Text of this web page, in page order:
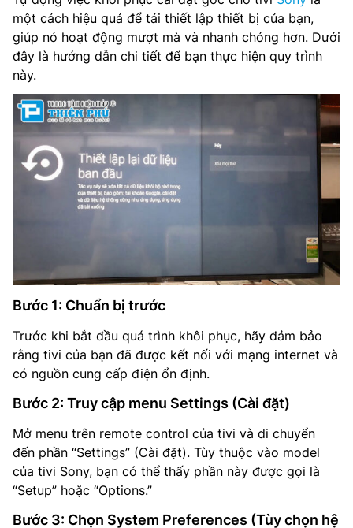
một cách hiệu quả để tái thiết lập thiết bị của bạn,
giúp nó hoạt động mượt mà và nhanh chóng hơn. Dưới
đây là hướng dẫn chi tiết để bạn thực hiện quy trình
này.
Bước 1: Chuẩn bị trước
Trước khi bắt đầu quá trình khôi phục, hãy đảm bảo
rằng tivi của bạn đã được kết nối với mạng internet và
có nguồn cung cấp điện ổn định.
Bước 2: Truy cập menu Settings (Cài đặt)
Mở menu trên remote control của tivi và di chuyển
đến phần “Settings” (Cài đặt). Tùy thuộc vào model
của tivi Sony, bạn có thể thấy phần này được gọi là
“Setup” hoặc “Options.”
Bước 3: Chọn System Preferences (Tùy chọn hệ